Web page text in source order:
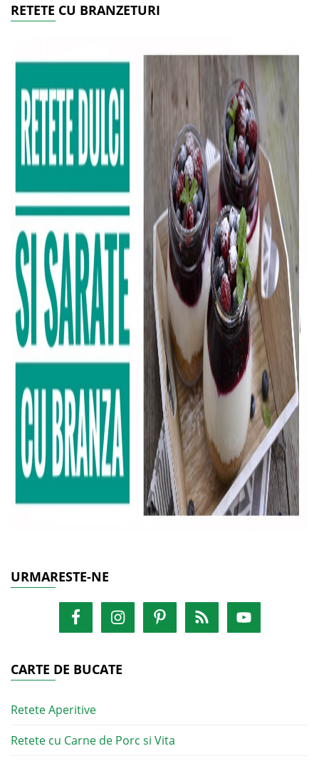
RETETE CU BRANZETURI
URMARESTE-NE
CARTE DE BUCATE
Retete Aperitive
Retete cu Carne de Porc si Vita